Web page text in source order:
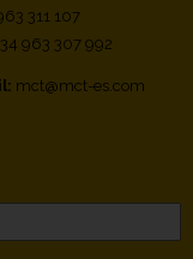
311 107
963 307 992
mct@mct-es.com